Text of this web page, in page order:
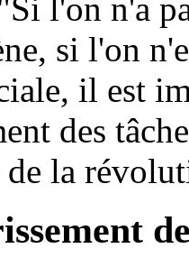
l'on n'a
si l'on
il est
des
de la